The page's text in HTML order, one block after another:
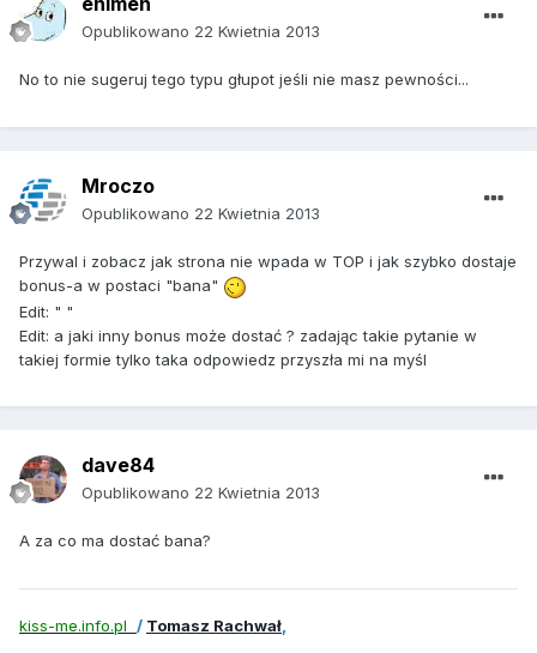
Opublikowano 22 Kwietnia 2013
No to nie sugeruj tego typu głupot jeśli nie masz pewności...
Mroczo
Opublikowano 22 Kwietnia 2013
Przywal i zobacz jak strona nie wpada w TOP i jak szybko dostaje
bonus-a w postaci "bana"
Edit: " "
Edit: a jaki inny bonus może dostać ? zadając takie pytanie w
takiej formie tylko taka odpowiedz przyszła mi na myśl
dave84
Opublikowano 22 Kwietnia 2013
A za co ma dostać bana?
kiss-me.info.pl / Tomasz Rachwał,